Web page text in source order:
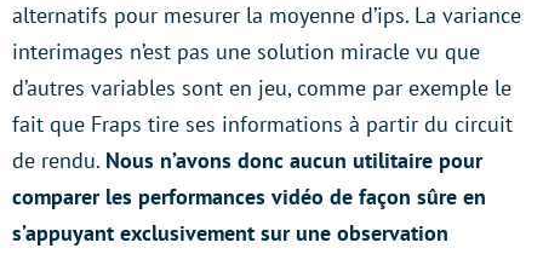
alternatifs pour mesurer la moyenne d’ips. La variance
interimages n’est pas une solution miracle vu que
d’autres variables sont en jeu, comme par exemple le
fait que Fraps tire ses informations à partir du circuit
de rendu. Nous n’avons donc aucun utilitaire pour
comparer les performances vidéo de façon sûre en
s’appuyant exclusivement sur une observation